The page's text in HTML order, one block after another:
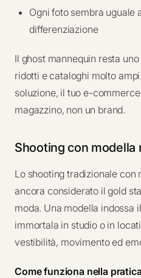
Ogni foto sembra uguale
differenziazione
Il ghost mannequin resta
ridotti e cataloghi molto
soluzione, il tuo e-
magazzino, non un brand.
Shooting con modella
Lo shooting tradizionale con
ancora considerato il gold
moda. Una modella indossa
immortala in studio o in
vestibilità, movimento ed
Come funziona nella